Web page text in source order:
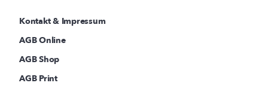
Kontakt & Impressum
AGB Online
AGB Shop
AGB Print